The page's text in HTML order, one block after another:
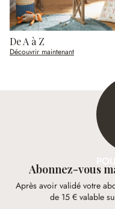
De A à Z
Découvrir maintenant
Abonnez-vous
Après avoir validé votre
de 15 € valable